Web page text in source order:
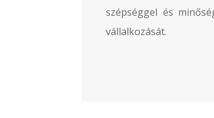
szépséggel és
vállalkozását.